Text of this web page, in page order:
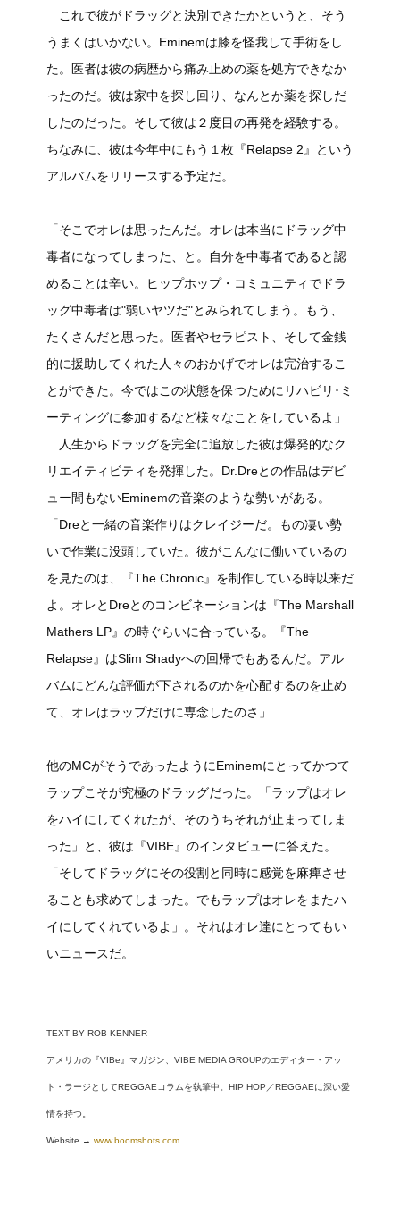
これで彼がドラッグと決別できたかというと、そう
うまくはいかない。Eminemは膝を怪我して手術をし
た。医者は彼の病歴から痛み止めの薬を処方できなか
ったのだ。彼は家中を探し回り、なんとか薬を探しだ
したのだった。そして彼は２度目の再発を経験する。
ちなみに、彼は今年中にもう１枚『Relapse 2』という
アルバムをリリースする予定だ。
「そこでオレは思ったんだ。オレは本当にドラッグ中
毒者になってしまった、と。自分を中毒者であると認
めることは辛い。ヒップホップ・コミュニティでドラ
ッグ中毒者は"弱いヤツだ"とみられてしまう。もう、
たくさんだと思った。医者やセラピスト、そして金銭
的に援助してくれた人々のおかげでオレは完治するこ
とができた。今ではこの状態を保つためにリハビリ･ミ
ーティングに参加するなど様々なことをしているよ」
人生からドラッグを完全に追放した彼は爆発的なク
リエイティビティを発揮した。Dr.Dreとの作品はデビ
ュー間もないEminemの音楽のような勢いがある。
「Dreと一緒の音楽作りはクレイジーだ。もの凄い勢
いで作業に没頭していた。彼がこんなに働いているの
を見たのは、『The Chronic』を制作している時以来だ
よ。オレとDreとのコンビネーションは『The Marshall
Mathers LP』の時ぐらいに合っている。『The
Relapse』はSlim Shadyへの回帰でもあるんだ。アル
バムにどんな評価が下されるのかを心配するのを止め
て、オレはラップだけに専念したのさ」
他のMCがそうであったようにEminemにとってかつて
ラップこそが究極のドラッグだった。「ラップはオレ
をハイにしてくれたが、そのうちそれが止まってしま
った」と、彼は『VIBE』のインタビューに答えた。
「そしてドラッグにその役割と同時に感覚を麻痺させ
ることも求めてしまった。でもラップはオレをまたハ
イにしてくれているよ」。それはオレ達にとってもい
いニュースだ。
TEXT BY ROB KENNER
アメリカの『VIBe』マガジン、VIBE MEDIA GROUPのエディター・アッ
ト・ラージとしてREGGAEコラムを執筆中。HIP HOP／REGGAEに深い愛
情を持つ。
Website → www.boomshots.com